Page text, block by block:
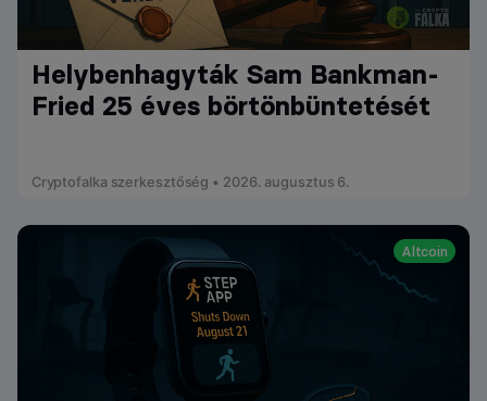
Helybenhagyták Sam Bankman-
Fried 25 éves börtönbüntetését
Cryptofalka szerkesztőség • 2026. augusztus 6.
Altcoin